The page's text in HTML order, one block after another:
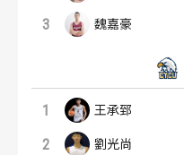
3 魏嘉豪
1 王承郅
2 劉光尚